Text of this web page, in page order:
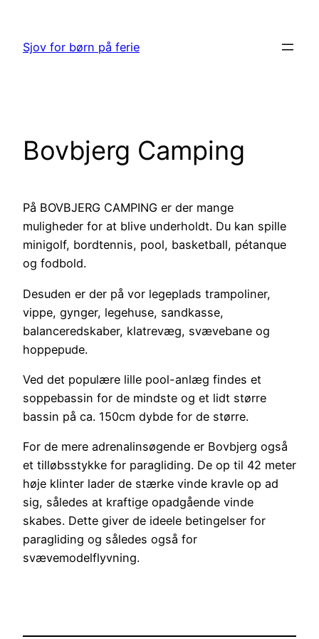
indhold
Sjov for børn på ferie
Bovbjerg Camping
På BOVBJERG CAMPING er der mange
muligheder for at blive underholdt. Du kan spille
minigolf, bordtennis, pool, basketball, pétanque
og fodbold.
Desuden er der på vor legeplads trampoliner,
vippe, gynger, legehuse, sandkasse,
balanceredskaber, klatrevæg, svævebane og
hoppepude.
Ved det populære lille pool-anlæg findes et
soppebassin for de mindste og et lidt større
bassin på ca. 150cm dybde for de større.
For de mere adrenalinsøgende er Bovbjerg også
et tilløbsstykke for paragliding. De op til 42 meter
høje klinter lader de stærke vinde kravle op ad
sig, således at kraftige opadgående vinde
skabes. Dette giver de ideele betingelser for
paragliding og således også for
svævemodelflyvning.